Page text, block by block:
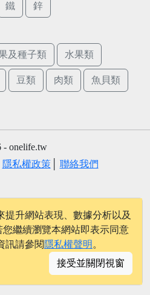
鐵 鋅
及種子類 水果類
豆類 肉類 魚貝類
- onelife.tw
隱私權政策│ 聯絡我們
提升網站表現、數據分析以及
繼續瀏覽本網站即表示同意
訊請參閱 隱私權聲明 。
接受並關閉視窗